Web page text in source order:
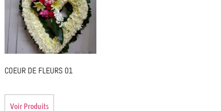
COEUR DE FLEURS 01
Voir Produits